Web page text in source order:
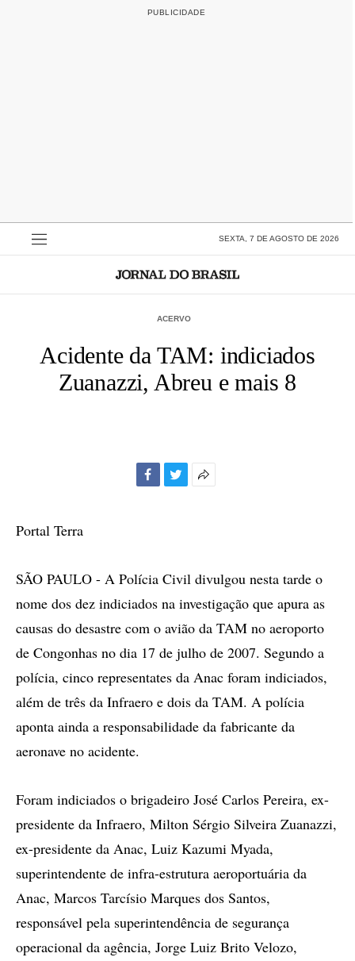
SEXTA, 7 DE AGOSTO DE 2026
ACERVO
Acidente da TAM: indiciados
Zuanazzi, Abreu e mais 8
Portal Terra
SÃO PAULO - A Polícia Civil divulgou nesta tarde o
nome dos dez indiciados na investigação que apura as
causas do desastre com o avião da TAM no aeroporto
de Congonhas no dia 17 de julho de 2007. Segundo a
polícia, cinco representates da Anac foram indiciados,
além de três da Infraero e dois da TAM. A polícia
aponta ainda a responsabilidade da fabricante da
aeronave no acidente.
Foram indiciados o brigadeiro José Carlos Pereira, ex-
presidente da Infraero, Milton Sérgio Silveira Zuanazzi,
ex-presidente da Anac, Luiz Kazumi Myada,
superintendente de infra-estrutura aeroportuária da
Anac, Marcos Tarcísio Marques dos Santos,
responsável pela superintendência de segurança
operacional da agência, Jorge Luiz Brito Velozo,